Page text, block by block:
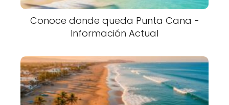
Conoce donde queda Punta Cana -
Información Actual